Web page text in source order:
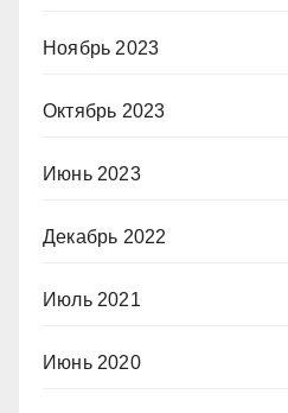
Ноябрь 2023
Октябрь 2023
Июнь 2023
Декабрь 2022
Июль 2021
Июнь 2020